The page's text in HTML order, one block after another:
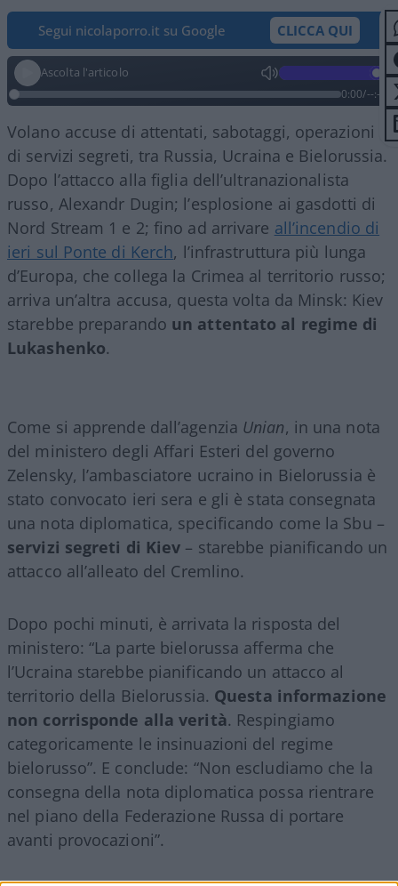
Segui nicolaporro.it su Google CLICCA QUI
Ascolta l'articolo
0:00/--:--
Volano accuse di attentati, sabotaggi, operazioni
di servizi segreti, tra Russia, Ucraina e Bielorussia.
Dopo l’attacco alla figlia dell’ultranazionalista
russo, Alexandr Dugin; l’esplosione ai gasdotti di
Nord Stream 1 e 2; fino ad arrivare all’incendio di
ieri sul Ponte di Kerch, l’infrastruttura più lunga
d’Europa, che collega la Crimea al territorio russo;
arriva un’altra accusa, questa volta da Minsk: Kiev
starebbe preparando un attentato al regime di
Lukashenko.
Come si apprende dall’agenzia Unian, in una nota
del ministero degli Affari Esteri del governo
Zelensky, l’ambasciatore ucraino in Bielorussia è
stato convocato ieri sera e gli è stata consegnata
una nota diplomatica, specificando come la Sbu –
servizi segreti di Kiev – starebbe pianificando un
attacco all’alleato del Cremlino.
Dopo pochi minuti, è arrivata la risposta del
ministero: “La parte bielorussa afferma che
l’Ucraina starebbe pianificando un attacco al
territorio della Bielorussia. Questa informazione
non corrisponde alla verità. Respingiamo
categoricamente le insinuazioni del regime
bielorusso”. E conclude: “Non escludiamo che la
consegna della nota diplomatica possa rientrare
nel piano della Federazione Russa di portare
avanti provocazioni”.